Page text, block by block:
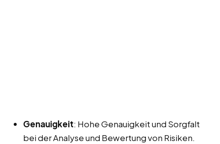
Genauigkeit: Hohe Genauigkeit und Sorgfalt
bei der Analyse und Bewertung von Risiken.